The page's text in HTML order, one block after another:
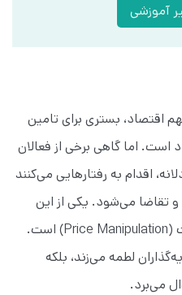
آموزشی
اقتصاد، بستری برای تامین
است. اما گاهی برخی از فعالان
اقدام به رفتارهایی می‌کنند
تقاضا می‌شود. یکی از این
رفتارهای مخرب، دست‌کاری قیمت (Price Manipulation) است.
لطمه می‌زند، بلکه
می‌برد.